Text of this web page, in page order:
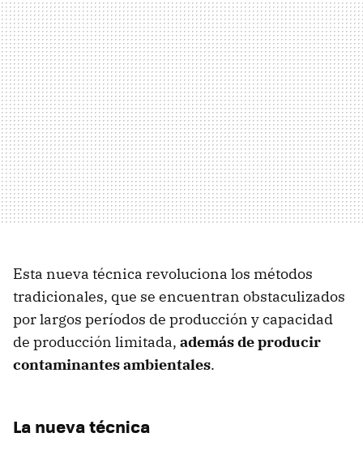
Esta nueva técnica revoluciona los métodos
tradicionales, que se encuentran obstaculizados
por largos períodos de producción y capacidad
de producción limitada, además de producir
contaminantes ambientales.
La nueva técnica